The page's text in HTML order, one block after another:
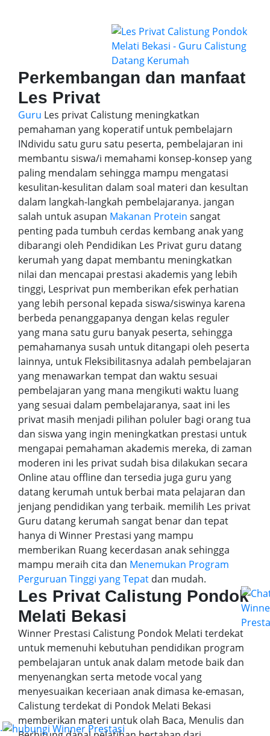
Perkembangan dan manfaat
Les Privat
Guru Les privat Calistung meningkatkan
pemahaman yang koperatif untuk pembelajarn
INdividu satu guru satu peserta, pembelajaran ini
membantu siswa/i memahami konsep-konsep yang
paling mendalam sehingga mampu mengatasi
kesulitan-kesulitan dalam soal materi dan kesultan
dalam langkah-langkah pembelajaranya. jangan
salah untuk asupan Makanan Protein sangat
penting pada tumbuh cerdas kembang anak yang
dibarangi oleh Pendidikan Les Privat guru datang
kerumah yang dapat membantu meningkatkan
nilai dan mencapai prestasi akademis yang lebih
tinggi, Lesprivat pun memberikan efek perhatian
yang lebih personal kepada siswa/siswinya karena
berbeda penanggapanya dengan kelas reguler
yang mana satu guru banyak peserta, sehingga
pemahamanya susah untuk ditangapi oleh peserta
lainnya, untuk Fleksibilitasnya adalah pembelajaran
yang menawarkan tempat dan waktu sesuai
pembelajaran yang mana mengikuti waktu luang
yang sesuai dalam pembelajaranya, saat ini les
privat masih menjadi pilihan poluler bagi orang tua
dan siswa yang ingin meningkatkan prestasi untuk
mengapai pemahaman akademis mereka, di zaman
moderen ini les privat sudah bisa dilakukan secara
Online atau offline dan tersedia juga guru yang
datang kerumah untuk berbai mata pelajaran dan
jenjang pendidikan yang terbaik. memilih Les privat
Guru datang kerumah sangat benar dan tepat
hanya di Winner Prestasi yang mampu
memberikan Ruang kecerdasan anak sehingga
mampu meraih cita dan Menemukan Program
Perguruan Tinggi yang Tepat dan mudah.
Les Privat Calistung Pondok
Melati Bekasi
Winner Prestasi Calistung Pondok Melati terdekat
untuk memenuhi kebutuhan pendidikan program
pembelajaran untuk anak dalam metode baik dan
menyenangkan serta metode vocal yang
menyesuaikan keceriaan anak dimasa ke-emasan,
Calistung terdekat di Pondok Melati Bekasi
memberikan materi untuk olah Baca, Menulis dan
.